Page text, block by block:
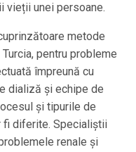
vieții unei persoane.
metode
Turcia, pentru probleme
împreună cu
dializă și echipe de
și tipurile de
fi diferite. Specialiștii
renale și